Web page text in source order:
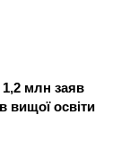
млн заяв
вищої освіти